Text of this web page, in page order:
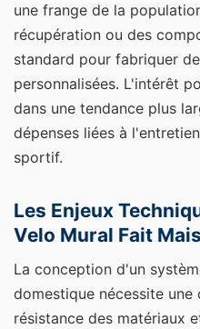
une frange de la
récupération ou des
standard pour fabriquer
personnalisées. L'intérêt
dans une tendance plus
dépenses liées à
sportif.
Les Enjeux
Velo Mural Fait
La conception d'un
domestique nécessite une
résistance des matériaux